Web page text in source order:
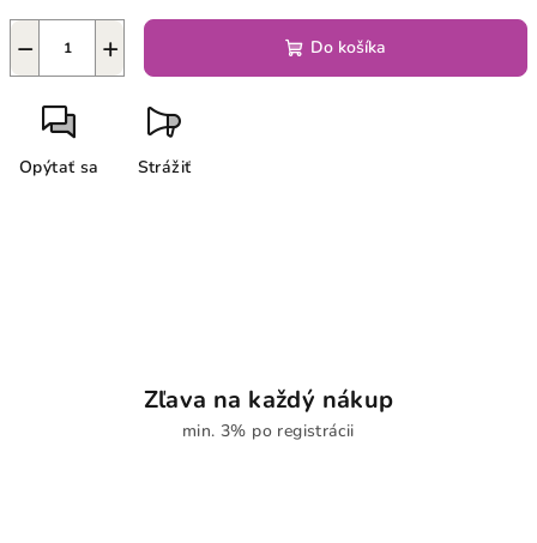
+
− Do košíka
Opýtať sa Strážiť
Zľava na každý nákup
min. 3% po registrácii